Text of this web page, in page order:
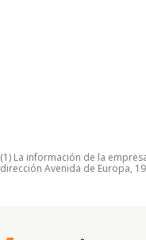
(1) La información de la
dirección Avenida de Europa,